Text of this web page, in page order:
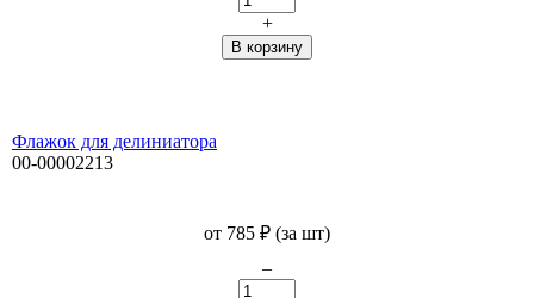
+
Флажок для делиниатора
00-00002213
от 785 ₽ (за шт)
–